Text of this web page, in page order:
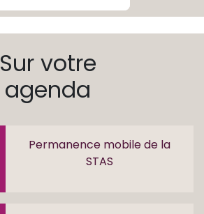
Sur votre
agenda
Permanence mobile de la
STAS